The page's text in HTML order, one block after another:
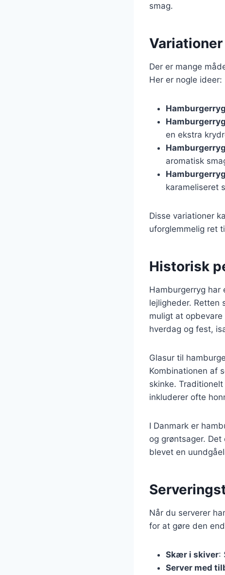
smag.
Der er mange
Her er nogle ideer:
en ekstra
aromatisk
karameliseret
Disse variationer
uforglemmelig ret
Historisk
Hamburgerryg har
lejligheder. Retten
muligt at
hverdag og fest,
Glasur til
Kombinationen af
skinke.
inkluderer ofte
I Danmark er
og grøntsager.
blevet en
Når du serverer
for at gøre den
Skær i skiver:
Server med